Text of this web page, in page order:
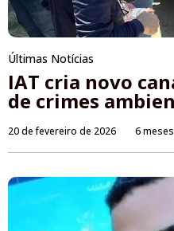
Últimas Notícias
IAT cria novo
de crimes
20 de fevereiro de 2026 6